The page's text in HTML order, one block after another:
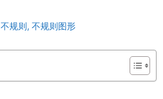
不规则, 不规则图形